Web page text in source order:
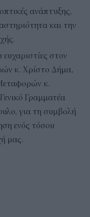
ανάπτυξης,
και την
στον
κ. Χρίστο Δήμα,
κ.
Γραμματέα
για τη συμβολή
ενός τόσου
μας.